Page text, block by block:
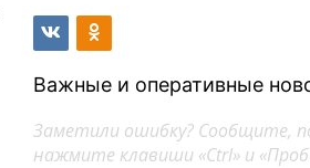
Важные и оперативные
Заметили ошибку? Сообщите,
нажмите клавиши «Ctrl» и